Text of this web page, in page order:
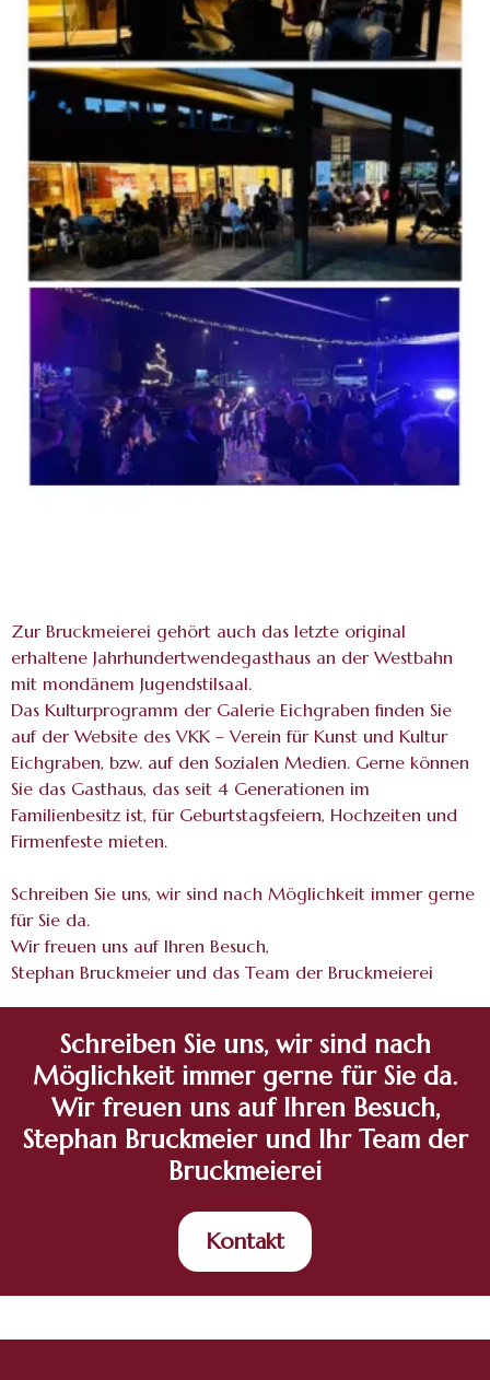
Zur Bruckmeierei gehört auch das letzte original
erhaltene Jahrhundertwendegasthaus an der Westbahn
mit mondänem Jugendstilsaal.
Das Kulturprogramm der Galerie Eichgraben finden Sie
auf der Website des VKK – Verein für Kunst und Kultur
Eichgraben, bzw. auf den Sozialen Medien. Gerne können
Sie das Gasthaus, das seit 4 Generationen im
Familienbesitz ist, für Geburtstagsfeiern, Hochzeiten und
Firmenfeste mieten.
Schreiben Sie uns, wir sind nach Möglichkeit immer gerne
für Sie da.
Wir freuen uns auf Ihren Besuch,
Stephan Bruckmeier und das Team der Bruckmeierei
Schreiben Sie uns, wir sind nach
Möglichkeit immer gerne für Sie da.
Wir freuen uns auf Ihren Besuch,
Stephan Bruckmeier und Ihr Team der
Bruckmeierei
Kontakt